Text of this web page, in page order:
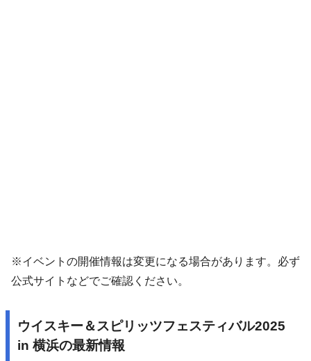
※イベントの開催情報は変更になる場合があります。必ず
公式サイトなどでご確認ください。
ウイスキー＆スピリッツフェスティバル2025
in 横浜の最新情報